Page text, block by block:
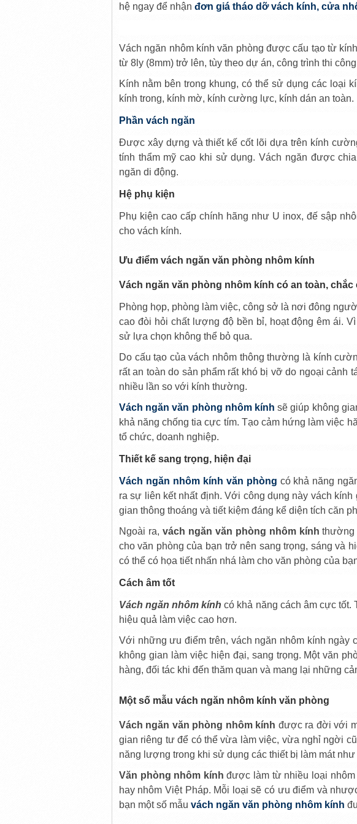
hệ ngay để nhận đơn giá tháo dỡ vách kính, cửa
Vách ngăn nhôm kính văn phòng được cấu tạo từ
từ 8ly (8mm) trở lên, tùy theo dự án, công trình thi
Kính nằm bên trong khung, có thể sử dụng các loại
kính trong, kính mờ, kính cường lực, kính dán an toàn.
Phần vách ngăn
Được xây dựng và thiết kế cốt lõi dựa trên kính
tính thẩm mỹ cao khi sử dụng. Vách ngăn được
ngăn di động.
Hệ phụ kiện
Phụ kiện cao cấp chính hãng như U inox, đế sập
cho vách kính.
Ưu điểm vách ngăn văn phòng nhôm kính
Vách ngăn văn phòng nhôm kính có an toàn, chắc
Phòng họp, phòng làm việc, công sở là nơi đông
cao đòi hỏi chất lượng độ bền bỉ, hoạt động êm ái.
sử lựa chọn không thể bỏ qua.
Do cấu tạo của vách nhôm thông thường là kính
rất an toàn do sản phẩm rất khó bị vỡ do ngoại cảnh
nhiều lần so với kính thường.
Vách ngăn văn phòng nhôm kính sẽ giúp không
khả năng chống tia cực tím. Tạo cảm hứng làm việc
tổ chức, doanh nghiệp.
Thiết kế sang trọng, hiện đại
Vách ngăn nhôm kính văn phòng có khả năng
ra sự liên kết nhất định. Với công dụng này vách
gian thông thoáng và tiết kiệm đáng kể diện tích căn
Ngoài ra, vách ngăn văn phòng nhôm kính thường
cho văn phòng của bạn trở nên sang trọng, sáng và
có thể có họa tiết nhấn nhá làm cho văn phòng của
Cách âm tốt
Vách ngăn nhôm kính có khả năng cách âm cực tốt.
hiệu quả làm việc cao hơn.
Với những ưu điểm trên, vách ngăn nhôm kính
không gian làm việc hiện đại, sang trọng. Một văn
hàng, đối tác khi đến thăm quan và mang lại những
Một số mẫu vách ngăn nhôm kính văn phòng
Vách ngăn văn phòng nhôm kính được ra đời với
gian riêng tư để có thể vừa làm việc, vừa nghỉ ngời
năng lượng trong khi sử dụng các thiết bị làm mát
Văn phòng nhôm kính được làm từ nhiều loại
hay nhôm Việt Pháp. Mỗi loại sẽ có ưu điểm và
bạn một số mẫu vách ngăn văn phòng nhôm kính